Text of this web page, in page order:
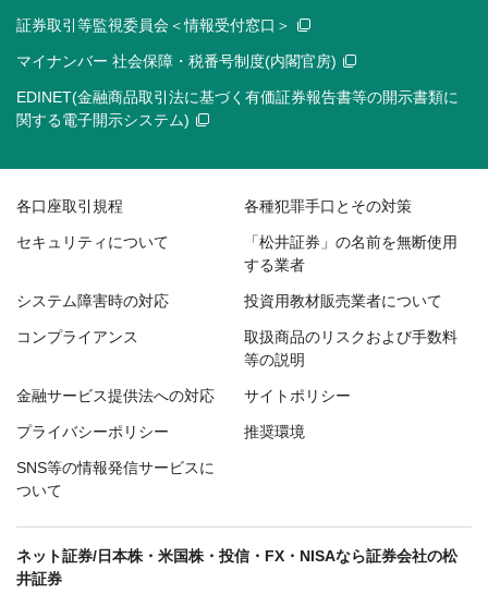
証券取引等監視委員会＜情報受付窓口＞
マイナンバー 社会保障・税番号制度(内閣官房)
EDINET(金融商品取引法に基づく有価証券報告書等の開示書類に
関する電子開示システム)
各口座取引規程 各種犯罪手口とその対策
セキュリティについて
「松井証券」の名前を無断使用
する業者
システム障害時の対応 投資用教材販売業者について
コンプライアンス
取扱商品のリスクおよび手数料
等の説明
金融サービス提供法への対応 サイトポリシー
プライバシーポリシー 推奨環境
SNS等の情報発信サービスに
ついて
ネット証券/日本株・米国株・投信・FX・NISAなら証券会社の松
井証券